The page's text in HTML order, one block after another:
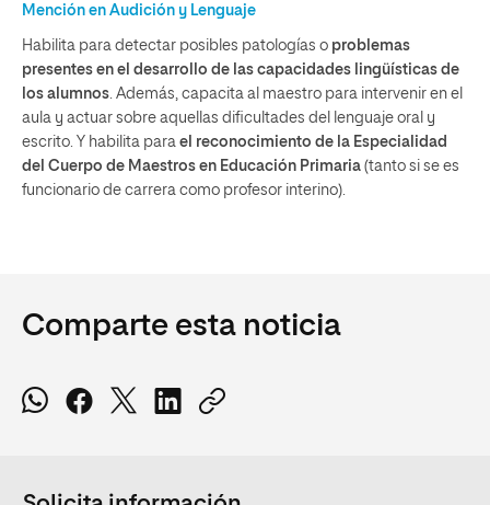
Mención en Audición y Lenguaje
Habilita para detectar posibles patologías o problemas
presentes en el desarrollo de las capacidades lingüísticas de
los alumnos. Además, capacita al maestro para intervenir en el
aula y actuar sobre aquellas dificultades del lenguaje oral y
escrito. Y habilita para el reconocimiento de la Especialidad
del Cuerpo de Maestros en Educación Primaria (tanto si se es
funcionario de carrera como profesor interino).
Comparte esta noticia